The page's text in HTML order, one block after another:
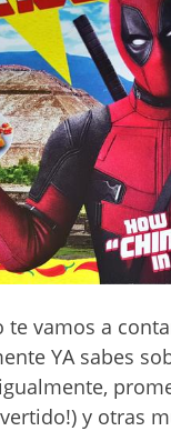
te vamos a
YA sabes
y otras